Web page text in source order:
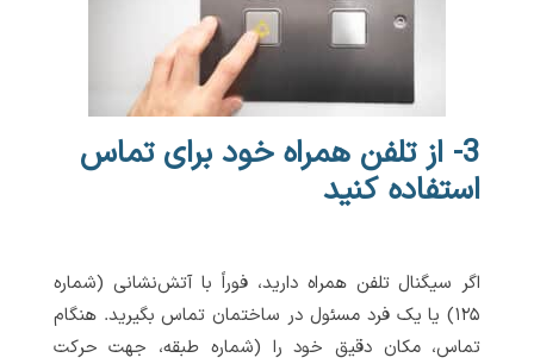
3- از تلفن همراه خود برای تماس
استفاده کنید
اگر سیگنال تلفن همراه دارید، فوراً با آتش‌نشانی (شماره
۱۲۵) یا یک فرد مسئول در ساختمان تماس بگیرید. هنگام
تماس، مکان دقیق خود را (شماره طبقه، جهت حرکت